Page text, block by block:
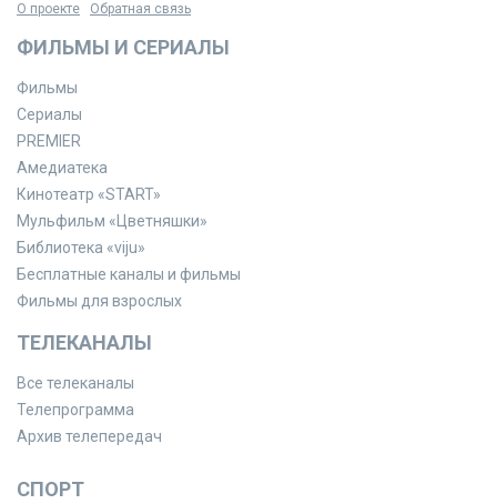
О проекте
Обратная связь
ФИЛЬМЫ И СЕРИАЛЫ
Фильмы
Сериалы
PREMIER
Амедиатека
Кинотеатр «START»
Мульфильм «Цветняшки»
Библиотека «viju»
Бесплатные каналы и фильмы
Фильмы для взрослых
ТЕЛЕКАНАЛЫ
Все телеканалы
Телепрограмма
Архив телепередач
СПОРТ